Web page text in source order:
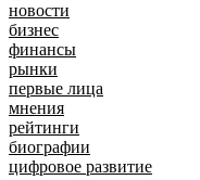
новости
бизнес
финансы
рынки
первые лица
мнения
рейтинги
биографии
цифровое развитие